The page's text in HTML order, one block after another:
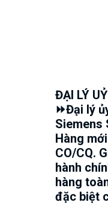
ĐẠI LÝ
⏩Đại lý
Siemens
Hàng
CO/CQ.
hành
hàng
đặc biệt